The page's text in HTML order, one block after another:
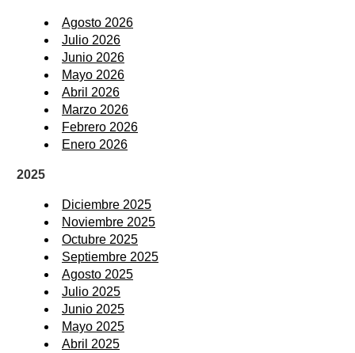
Agosto 2026
Julio 2026
Junio 2026
Mayo 2026
Abril 2026
Marzo 2026
Febrero 2026
Enero 2026
2025
Diciembre 2025
Noviembre 2025
Octubre 2025
Septiembre 2025
Agosto 2025
Julio 2025
Junio 2025
Mayo 2025
Abril 2025